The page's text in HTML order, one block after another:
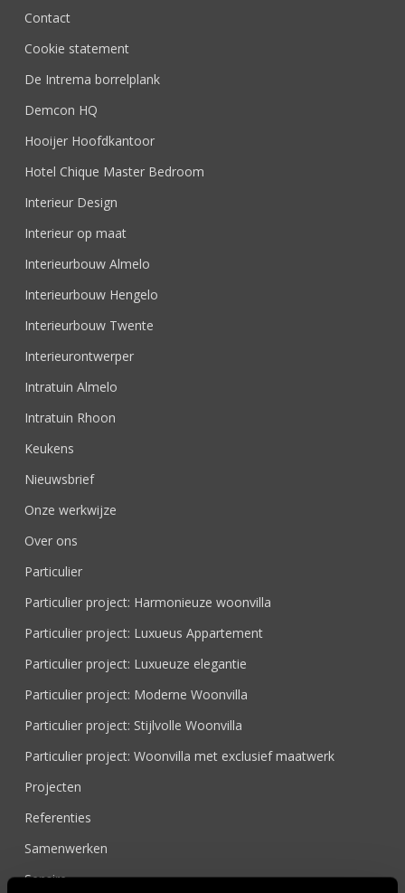
Contact
Cookie statement
De Intrema borrelplank
Demcon HQ
Hooijer Hoofdkantoor
Hotel Chique Master Bedroom
Interieur Design
Interieur op maat
Interieurbouw Almelo
Interieurbouw Hengelo
Interieurbouw Twente
Interieurontwerper
Intratuin Almelo
Intratuin Rhoon
Keukens
Nieuwsbrief
Onze werkwijze
Over ons
Particulier
Particulier project: Harmonieuze woonvilla
Particulier project: Luxueus Appartement
Particulier project: Luxueuze elegantie
Particulier project: Moderne Woonvilla
Particulier project: Stijlvolle Woonvilla
Particulier project: Woonvilla met exclusief maatwerk
Projecten
Referenties
Samenwerken
Sensire